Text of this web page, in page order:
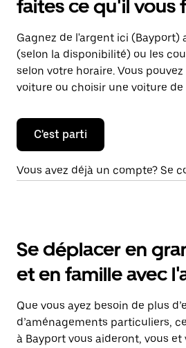
faites ce qu'il vous
Gagnez de l'argent ici (Bayport)
(selon la disponibilité) ou les
selon votre horaire. Vous
voiture ou choisir une voiture de
C'est parti
Vous avez déjà un compte? Se
Se déplacer en
et en famille avec
Que vous ayez besoin de plus
d’aménagements particuliers,
à Bayport vous aideront, vous et